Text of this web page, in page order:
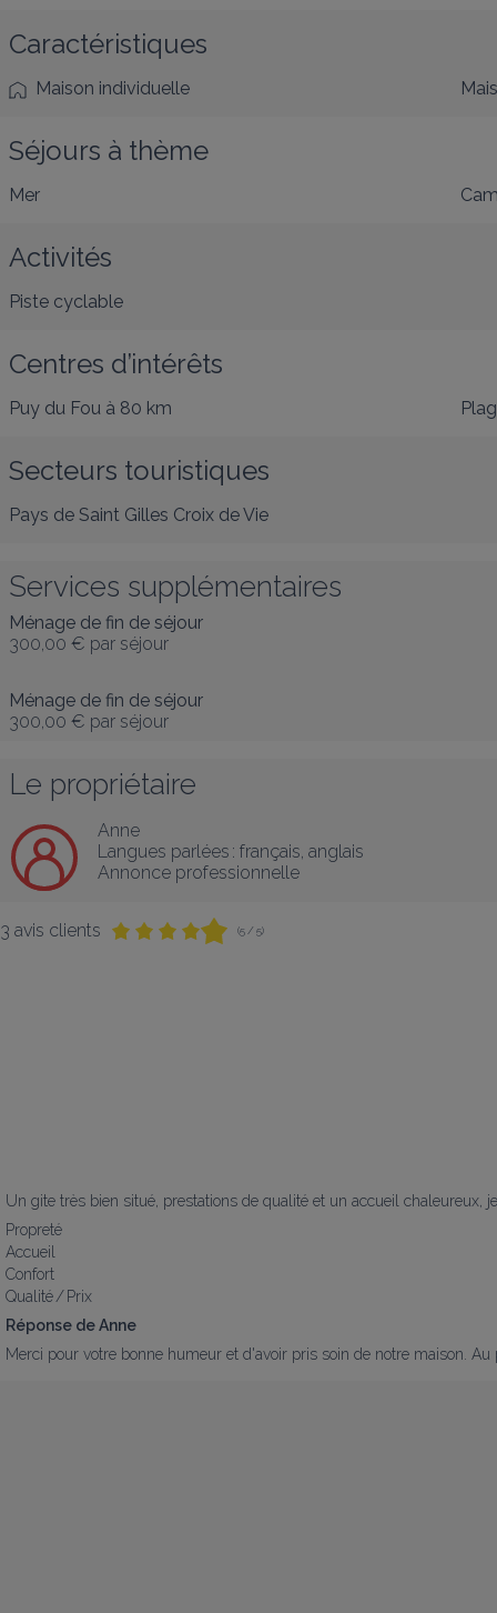
Caractéristiques
Maison individuelle
Séjours à thème
Mer
Activités
Piste cyclable
Centres d’intérêts
Puy du Fou à 80 km
Secteurs touristiques
Pays de Saint Gilles Croix de Vie
Services supplémentaires
Ménage de fin de séjour
300,00 € par séjour
Ménage de fin de séjour
300,00 € par séjour
Le propriétaire
Anne
Langues parlées : français, anglais
Annonce professionnelle
3 avis clients (5 / 5)
Un gite très bien situé, prestations de qualité et un accueil chaleureux,
Propreté
Accueil
Confort
Qualité / Prix
Réponse de Anne
Merci pour votre bonne humeur et d'avoir pris soin de notre maison.